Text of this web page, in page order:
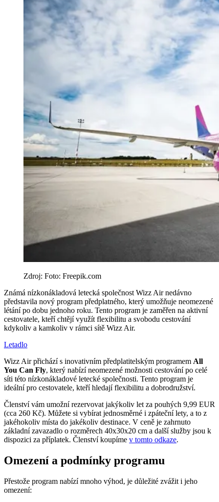
Zdroj: Foto: Freepik.com
Známá nízkonákladová letecká společnost Wizz Air nedávno
představila nový program předplatného, který umožňuje neomezené
létání po dobu jednoho roku. Tento program je zaměřen na aktivní
cestovatele, kteří chtějí využít flexibilitu a svobodu cestování
kdykoliv a kamkoliv v rámci sítě Wizz Air.
Letadlo
Wizz Air přichází s inovativním předplatitelským programem All
You Can Fly, který nabízí neomezené možnosti cestování po celé
síti této nízkonákladové letecké společnosti. Tento program je
ideální pro cestovatele, kteří hledají flexibilitu a dobrodružství.
Členství vám umožní rezervovat jakýkoliv let za pouhých 9,99 EUR
(cca 260 Kč). Můžete si vybírat jednosměrné i zpáteční lety, a to z
jakéhokoliv místa do jakékoliv destinace. V ceně je zahrnuto
základní zavazadlo o rozměrech 40x30x20 cm a další služby jsou k
dispozici za příplatek. Členství koupíme v tomto odkaze.
Omezení a podmínky programu
Přestože program nabízí mnoho výhod, je důležité zvážit i jeho
omezení: